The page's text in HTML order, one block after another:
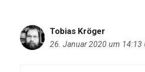
Tobias Kröger
26. Januar 2020 um 14:13